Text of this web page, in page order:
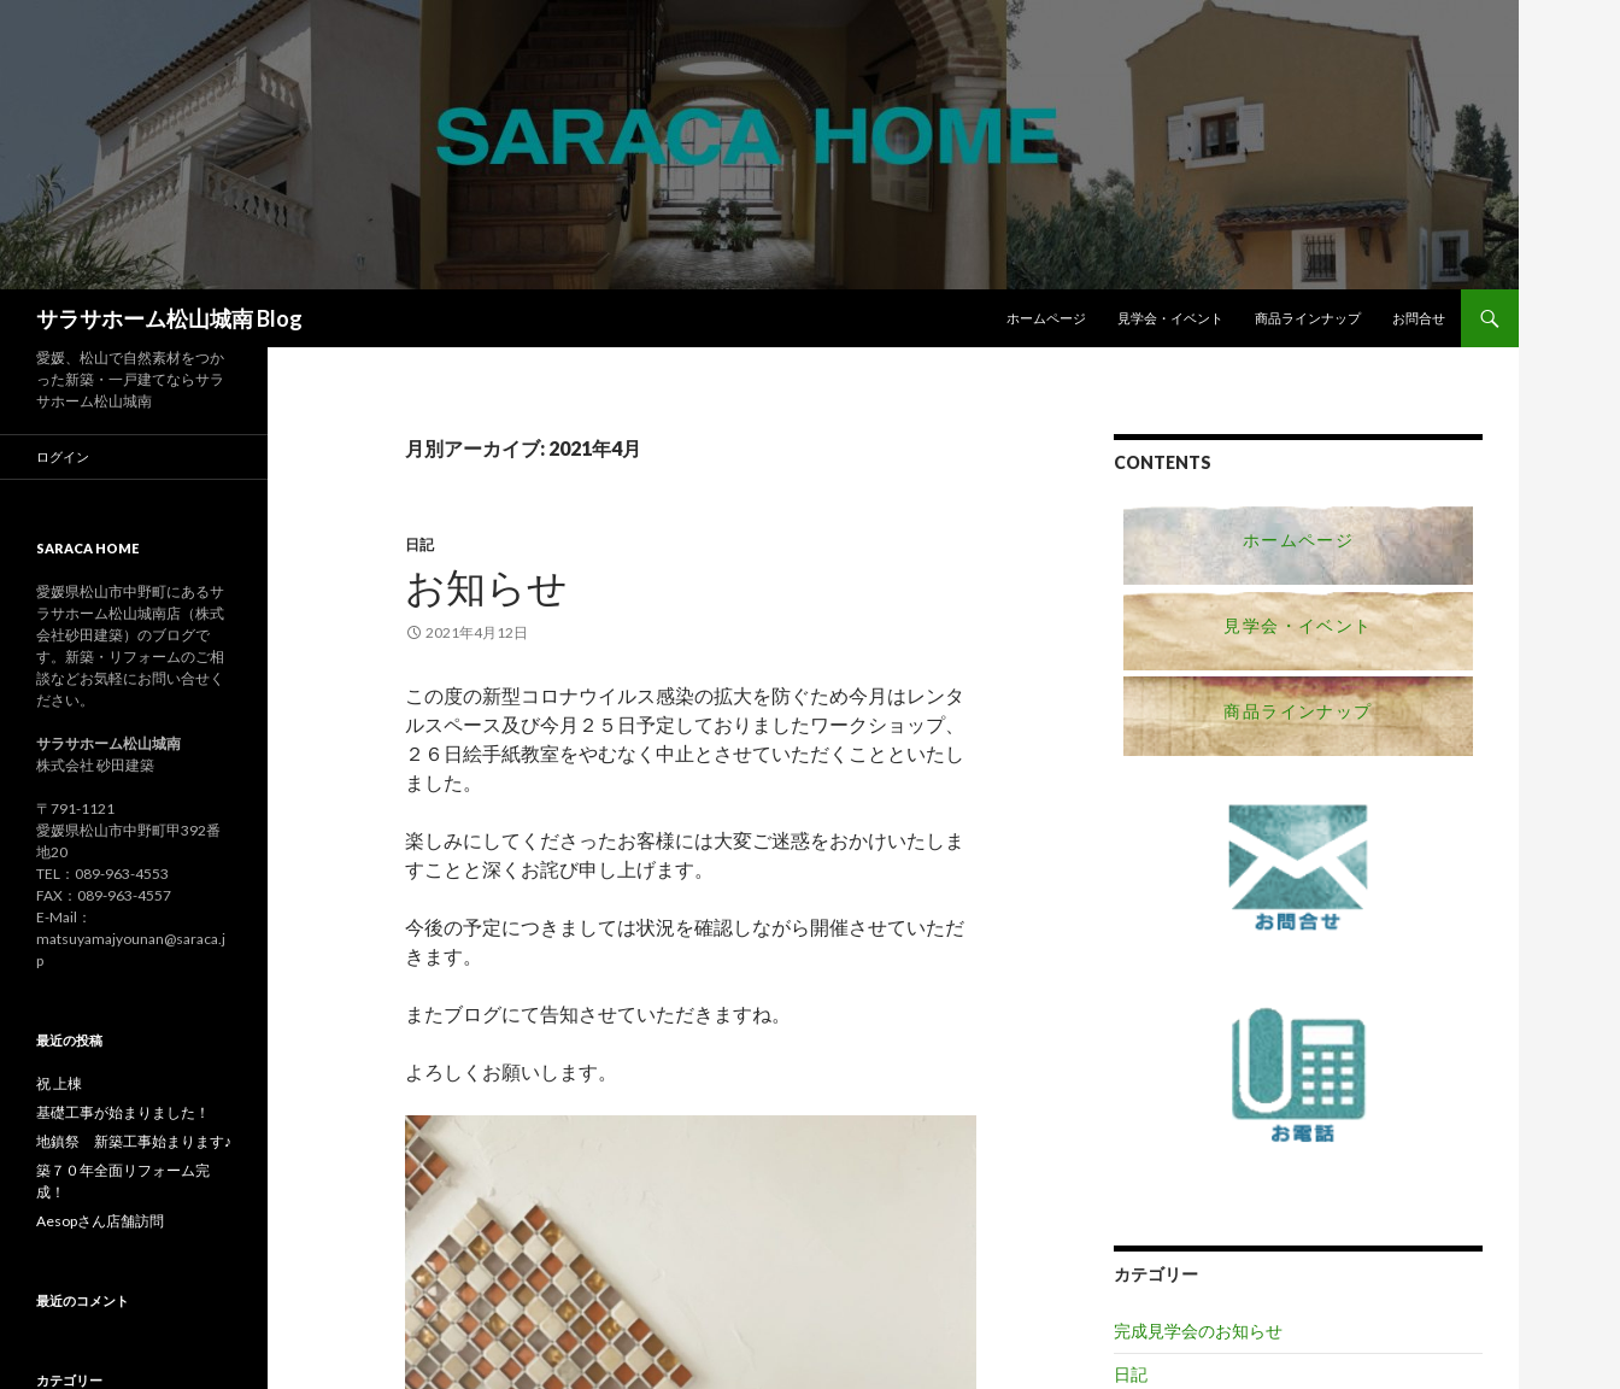
サラサホーム松山城南 Blog
ホームページ
見学会・イベント 商品ラインナップ お問合せ
月別アーカイブ: 2021年4月
日記
お知らせ
2021年4月12日
この度の新型コロナウイルス感染の拡大を防ぐため今月はレンタ
ルスペース及び今月２５日予定しておりましたワークショップ、
２６日絵手紙教室をやむなく中止とさせていただくことといたし
ました。
楽しみにしてくださったお客様には大変ご迷惑をおかけいたしま
すことと深くお詫び申し上げます。
今後の予定につきましては状況を確認しながら開催させていただ
きます。
またブログにて告知させていただきますね。
よろしくお願いします。
CONTENTS
ホームページ
見学会・イベント
商品ラインナップ
カテゴリー
完成見学会のお知らせ
日記
愛媛、松山で自然素材をつか
った新築・一戸建てならサラ
サホーム松山城南
ログイン
SARACA HOME
愛媛県松山市中野町にあるサ
ラサホーム松山城南店（株式
会社砂田建築）のブログで
す。新築・リフォームのご相
談などお気軽にお問い合せく
ださい。
サラサホーム松山城南
株式会社 砂田建築
〒791-1121
愛媛県松山市中野町甲392番
地20
TEL：089-963-4553
FAX：089-963-4557
E-Mail：
matsuyamajyounan@saraca.j
p
最近の投稿
祝 上棟
基礎工事が始まりました！
地鎮祭 新築工事始まります♪
築７０年全面リフォーム完
成！
Aesopさん店舗訪問
最近のコメント
カテゴリー